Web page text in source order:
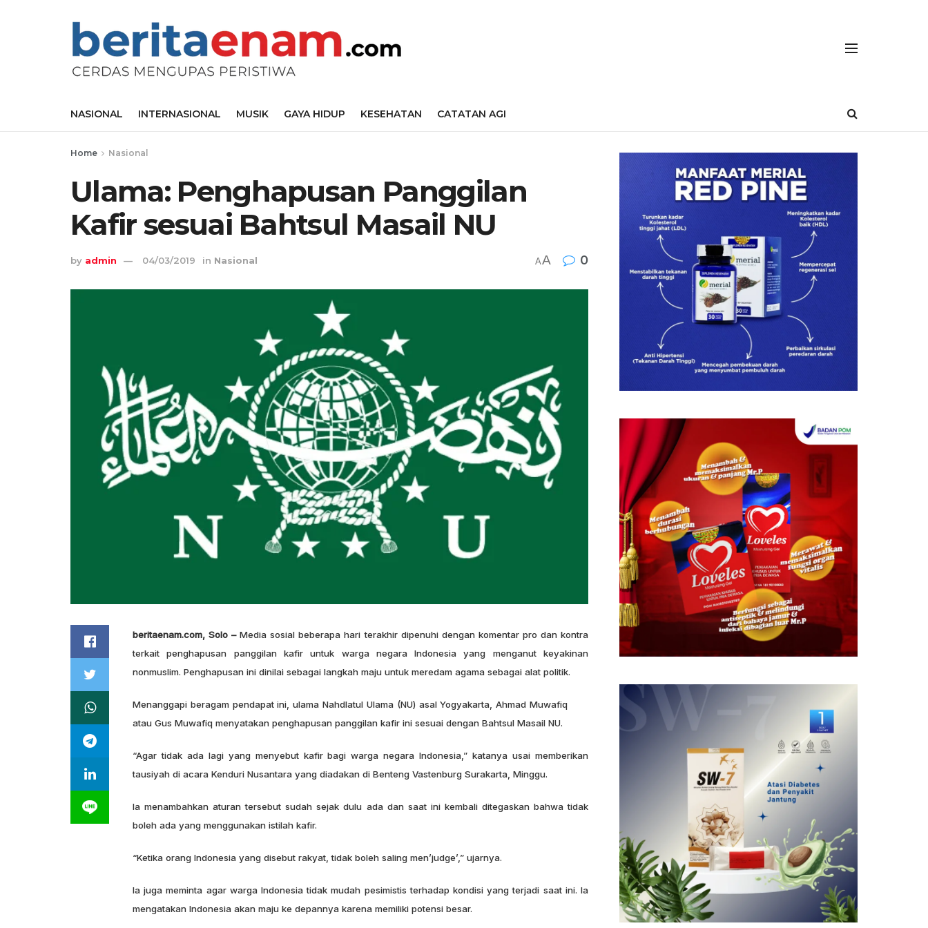
NASIONAL INTERNASIONAL MUSIK GAYA HIDUP KESEHATAN CATATAN AGI
Home Nasional
Ulama: Penghapusan Panggilan
Kafir sesuai Bahtsul Masail NU
by admin 04/03/2019 in Nasional AA 0
beritaenam.com, Solo –Media sosial beberapa hari terakhir dipenuhi dengan komentar pro dan kontra
terkait penghapusan panggilan kafir untuk warga negara Indonesia yang menganut keyakinan
nonmuslim. Penghapusan ini dinilai sebagai langkah maju untuk meredam agama sebagai alat politik.
Menanggapi beragam pendapat ini, ulama Nahdlatul Ulama (NU) asal Yogyakarta, Ahmad Muwafiq
atau Gus Muwafiq menyatakan penghapusan panggilan kafir ini sesuai dengan Bahtsul Masail NU.
“Agar tidak ada lagi yang menyebut kafir bagi warga negara Indonesia,” katanya usai memberikan
tausiyah di acara Kenduri Nusantara yang diadakan di Benteng Vastenburg Surakarta, Minggu.
Ia menambahkan aturan tersebut sudah sejak dulu ada dan saat ini kembali ditegaskan bahwa tidak
boleh ada yang menggunakan istilah kafir.
“Ketika orang Indonesia yang disebut rakyat, tidak boleh saling men’judge’,” ujarnya.
Ia juga meminta agar warga Indonesia tidak mudah pesimistis terhadap kondisi yang terjadi saat ini. Ia
mengatakan Indonesia akan maju ke depannya karena memiliki potensi besar.